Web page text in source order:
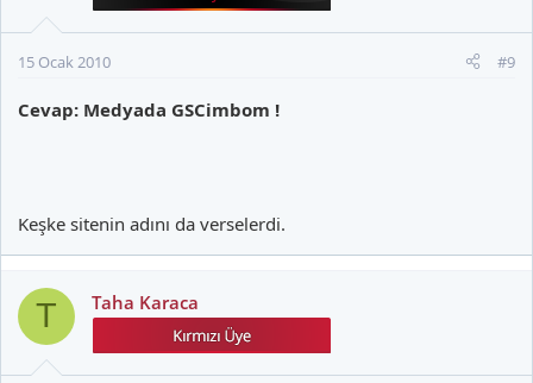
15 Ocak 2010 #9
Cevap: Medyada GSCimbom !
Keşke sitenin adını da verselerdi.
T Taha Karaca